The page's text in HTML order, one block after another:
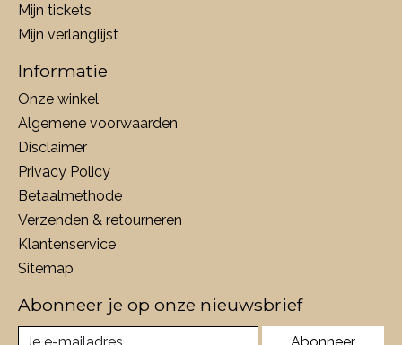
Mijn tickets
Mijn verlanglijst
Informatie
Onze winkel
Algemene voorwaarden
Disclaimer
Privacy Policy
Betaalmethode
Verzenden & retourneren
Klantenservice
Sitemap
Abonneer je op onze nieuwsbrief
Abonneer